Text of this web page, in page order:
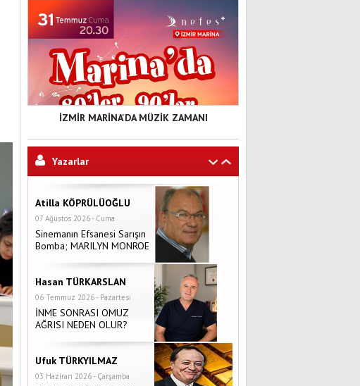
İZMİR MARİNA'DA MÜZİK ZAMANI
Yazarlar
Atilla KÖPRÜLÜOĞLU
07 Ağustos 2026 - Cuma
Sinemanın Efsanesi Sarışın
Bomba; MARILYN MONROE
Hasan TÜRKARSLAN
06 Temmuz 2026 - Pazartesi
İNME SONRASI OMUZ
AĞRISI NEDEN OLUR?
Ufuk TÜRKYILMAZ
03 Haziran 2026 - Çarşamba